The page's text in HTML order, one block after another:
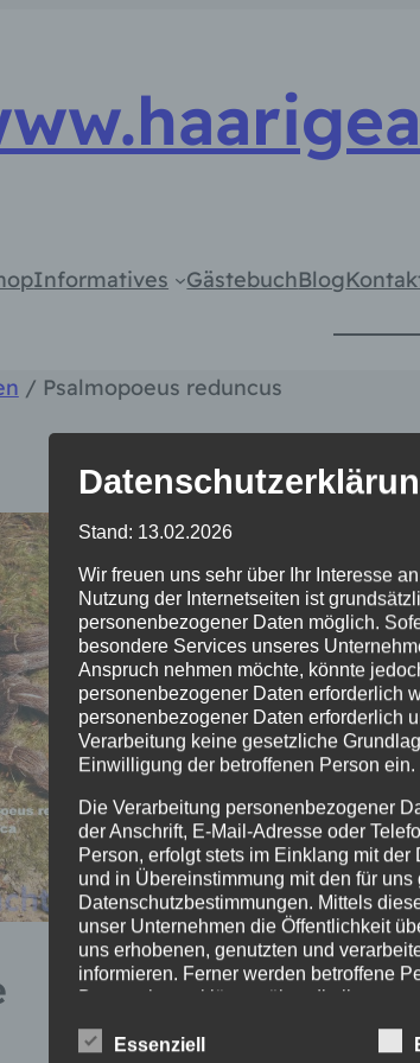
Informatives GästebuchBlog
/ Psalmopoeus reduncus
15,00€
Psalmopoeus
reduncus
Menge
In den
Stand: 13.02.2026
Wir freuen uns sehr über Ihr Interesse
Nutzung der Internetseiten ist
personenbezogener Daten möglich.
besondere Services unseres
Anspruch nehmen möchte, könnte
personenbezogener Daten erforderlich
personenbezogener Daten erforderlich
Verarbeitung keine gesetzliche
Einwilligung der betroffenen Person ein.
Die Verarbeitung personenbezogener
der Anschrift, E-Mail-Adresse oder
Person, erfolgt stets im Einklang mit
und in Übereinstimmung mit den für
Datenschutzbestimmungen. Mittels
unser Unternehmen die Öffentlichkeit
uns erhobenen, genutzten und
informieren. Ferner werden betroffene
Datenschutzerklärung über die ihnen
Wir haben als für die Verarbeitung
Essenziell